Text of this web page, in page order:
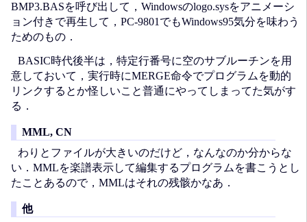
BMP3.BASを呼び出して，Windowsのlogo.sysをアニメーシ
ョン付きで再生して，PC-9801でもWindows95気分を味わう
ためのもの．
BASIC時代後半は，特定行番号に空のサブルーチンを用
意しておいて，実行時にMERGE命令でプログラムを動的
リンクするとか怪しいこと普通にやってしまってた気がす
る．
MML, CN
わりとファイルが大きいのだけど，なんなのか分からな
い．MMLを楽譜表示して編集するプログラムを書こうとし
たことあるので，MMLはそれの残骸かなあ．
他